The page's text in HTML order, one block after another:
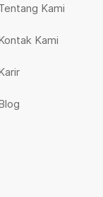
Kami
Kami